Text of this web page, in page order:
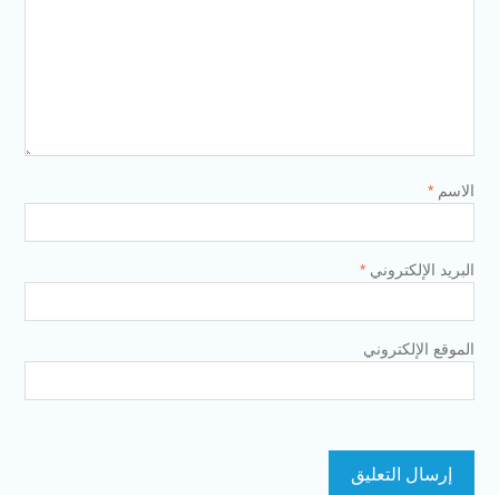
الاسم *
البريد الإلكتروني *
الموقع الإلكتروني